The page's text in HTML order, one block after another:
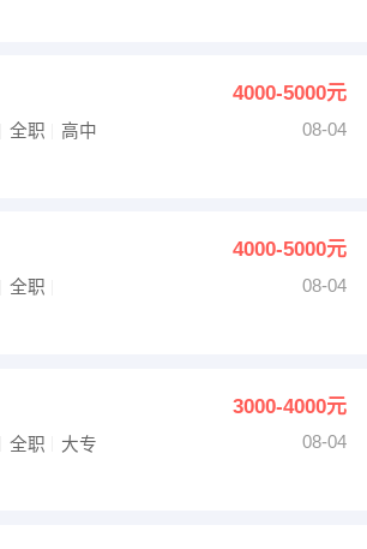
4000-5000元
全职 高中
08-04
4000-5000元
全职
08-04
3000-4000元
全职 大专
08-04